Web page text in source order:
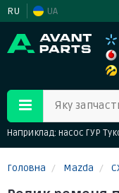
RU UA
Яку
Наприклад: насос ГУР
Головна Mazda